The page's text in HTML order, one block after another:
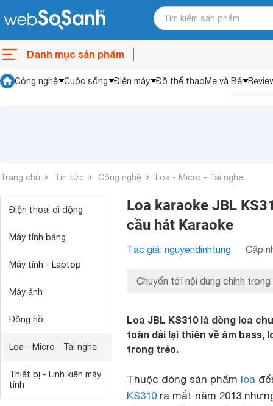
Danh mục sản phẩm
Công nghệ Cuộc sống Điện máy Đồ thể thaoMẹ và Bé
Trang chủ Tin tức Công nghệ Loa - Micro - Tai nghe
Điện thoại di động
Máy tính bảng
Máy tính - Laptop
Máy ảnh
Đồng hồ
Loa - Micro - Tai nghe
Thiết bị - Linh kiện máy
tính
Loa karaoke JBL
cầu hát Karaoke
Tác giả: nguyendinhtung Cập
Chuyển tới nội dung chính trong
Loa JBL KS310 là dòng loa
toàn dải lại thiên về âm bass,
trong trẻo.
Thuộc dòng sản phẩm loa
KS310 ra mắt năm 2013